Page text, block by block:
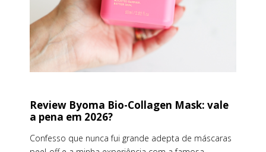
Review Byoma Bio-Collagen Mask: vale
a pena em 2026?
Confesso que nunca fui grande adepta de máscaras